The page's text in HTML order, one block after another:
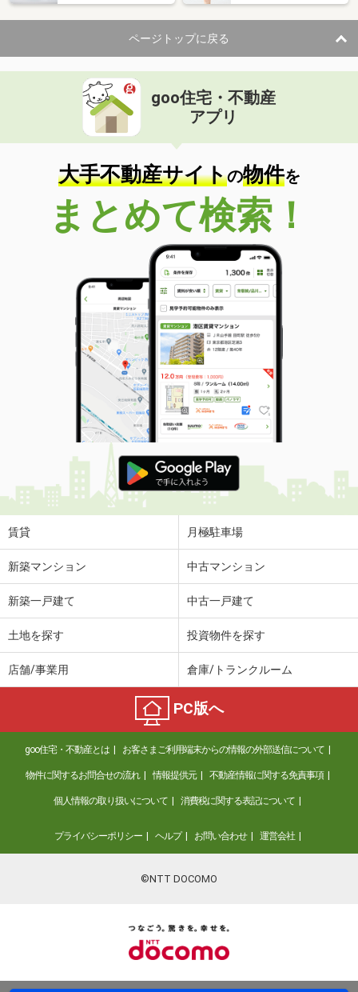
ページトップに戻る
goo住宅・不動産
アプリ
大手不動産サイトの物件を
まとめて検索！
賃貸 月極駐車場
新築マンション 中古マンション
新築一戸建て 中古一戸建て
土地を探す 投資物件を探す
店舗/事業用 倉庫/トランクルーム
PC版へ
goo住宅・不動産とは お客さまご利用端末からの情報の外部送信について
物件に関するお問合せの流れ 情報提供元 不動産情報に関する免責事項
個人情報の取り扱いについて 消費税に関する表記について
プライバシーポリシー ヘルプ お問い合わせ 運営会社
©NTT DOCOMO